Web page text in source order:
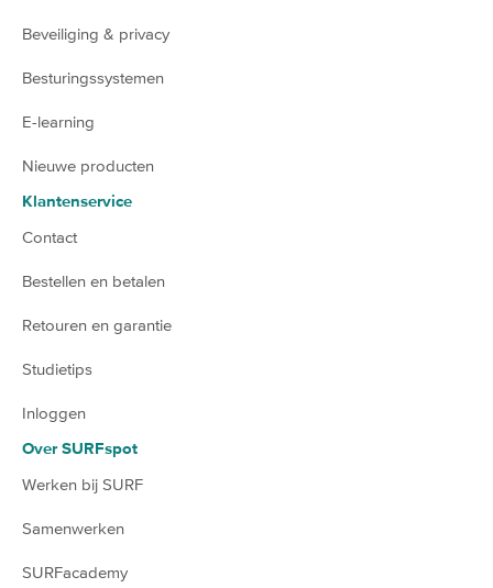
Beveiliging & privacy
Besturingssystemen
E-learning
Nieuwe producten
Klantenservice
Contact
Bestellen en betalen
Retouren en garantie
Studietips
Inloggen
Over SURFspot
Werken bij SURF
Samenwerken
SURFacademy